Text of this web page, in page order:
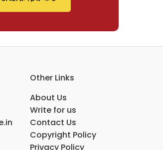
Other Links
About Us
Write for us
Contact Us
Copyright Policy
Privacy Policy